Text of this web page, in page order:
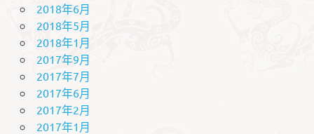
2018年6月
2018年5月
2018年1月
2017年9月
2017年7月
2017年6月
2017年2月
2017年1月